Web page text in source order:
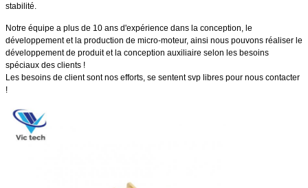
stabilité.
Notre équipe a plus de 10 ans d'expérience dans la conception, le
développement et la production de micro-moteur, ainsi nous pouvons réaliser le
développement de produit et la conception auxiliaire selon les besoins
spéciaux des clients !
Les besoins de client sont nos efforts, se sentent svp libres pour nous contacter
!